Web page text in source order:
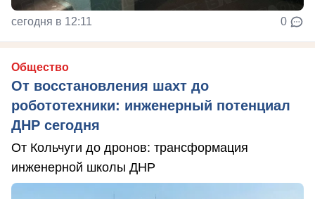
сегодня в 12:11 0
Общество
От восстановления шахт до
робототехники: инженерный потенциал
ДНР сегодня
От Кольчуги до дронов: трансформация
инженерной школы ДНР